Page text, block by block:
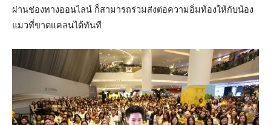
ผ่านช่องทางออนไลน์ ก็สามารถร่วมส่งต่อความอิ่มท้องให้กับน้อง
แมวที่ขาดแคลนได้ทันที